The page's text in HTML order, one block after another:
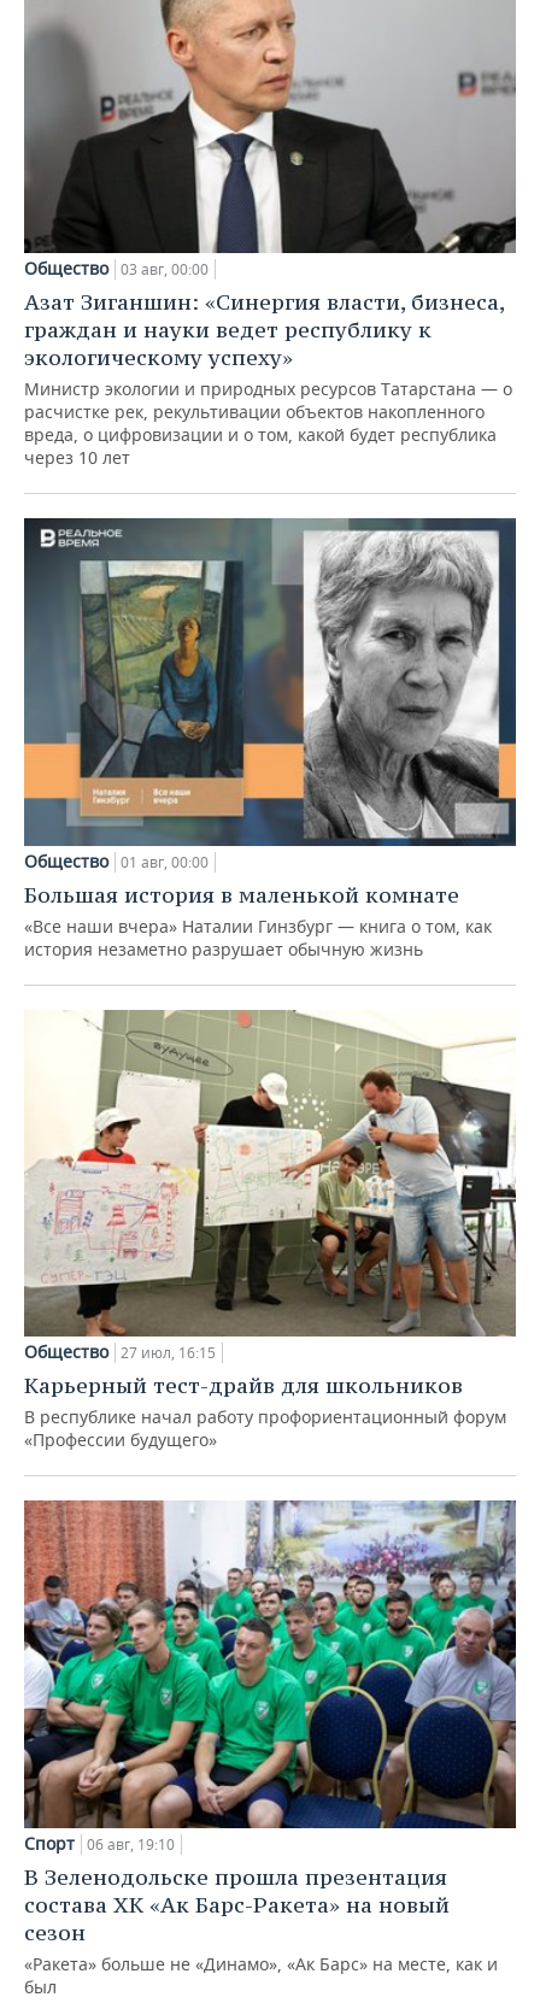
Общество 03 авг, 00:00
Азат Зиганшин: «Синергия власти, бизнеса,
граждан и науки ведет республику к
экологическому успеху»
Министр экологии и природных ресурсов Татарстана — о
расчистке рек, рекультивации объектов накопленного
вреда, о цифровизации и о том, какой будет республика
через 10 лет
Общество 01 авг, 00:00
Большая история в маленькой комнате
«Все наши вчера» Наталии Гинзбург — книга о том, как
история незаметно разрушает обычную жизнь
Общество 27 июл, 16:15
Карьерный тест-драйв для школьников
В республике начал работу профориентационный форум
«Профессии будущего»
Спорт 06 авг, 19:10
В Зеленодольске прошла презентация
состава ХК «Ак Барс-Ракета» на новый
сезон
«Ракета» больше не «Динамо», «Ак Барс» на месте, как и
был